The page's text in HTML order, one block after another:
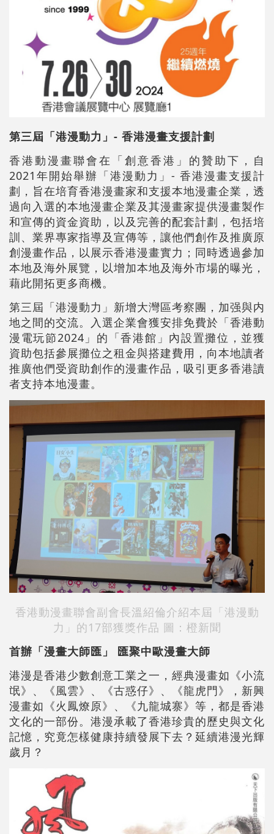
第三屆「港漫動力」- 香港漫畫支援計劃
香港動漫畫聯會在「創意香港」的贊助下，自
2021年開始舉辦「港漫動力」- 香港漫畫支援計
劃，旨在培育香港漫畫家和支援本地漫畫企業，透
過向入選的本地漫畫企業及其漫畫家提供漫畫製作
和宣傳的資金資助，以及完善的配套計劃，包括培
訓、業界專家指導及宣傳等，讓他們創作及推廣原
創漫畫作品，以展示香港漫畫實力；同時透過參加
本地及海外展覽，以增加本地及海外市場的曝光，
藉此開拓更多商機。
第三屆「港漫動力」新增大灣區考察團，加强與内
地之間的交流。入選企業會獲安排免費於「香港動
漫電玩節2024」的「香港館」內設置攤位，並獲
資助包括參展攤位之租金與搭建費用，向本地讀者
推廣他們受資助創作的漫畫作品，吸引更多香港讀
者支持本地漫畫。
香港動漫畫聯會副會長溫紹倫介紹本屆 「港漫動
力」的17部獲獎作品 圖：橙新聞
首辦「漫畫大師匯」
匯聚中歐漫畫大師
港漫是香港少數創意工業之一，經典漫畫如《小流
氓》、《風雲》、《古惑仔》、《龍虎門》，新興
漫畫如《火鳳燎原》、《九龍城寨》等，都是香港
文化的一部份。港漫承載了香港珍貴的歷史與文化
記憶，究竟怎樣健康持續發展下去？延續港漫光輝
歲月？